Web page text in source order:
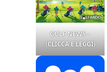
GOLF NEWS –
(CLICCA E LEGGI)